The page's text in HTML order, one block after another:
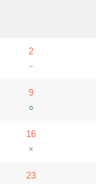
2
－
9
○
16
×
23